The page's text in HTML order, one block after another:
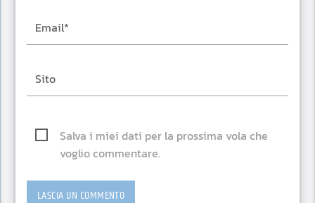
Salva i miei dati per la prossima vola che
voglio commentare.